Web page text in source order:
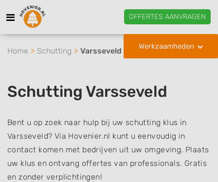
OFFERTES AANVRAGEN
Werkzaamheden
Home Schutting Varsseveld
Schutting Varsseveld
Bent u op zoek naar hulp bij uw schutting klus in
Varsseveld? Via Hovenier.nl kunt u eenvoudig in
contact komen met bedrijven uit uw omgeving. Plaats
uw klus en ontvang offertes van professionals. Gratis
en zonder verplichtingen!